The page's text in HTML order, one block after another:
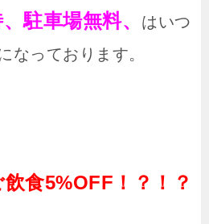
駐車場無料、
はいつ
なっております。
食5%OFF！？！？